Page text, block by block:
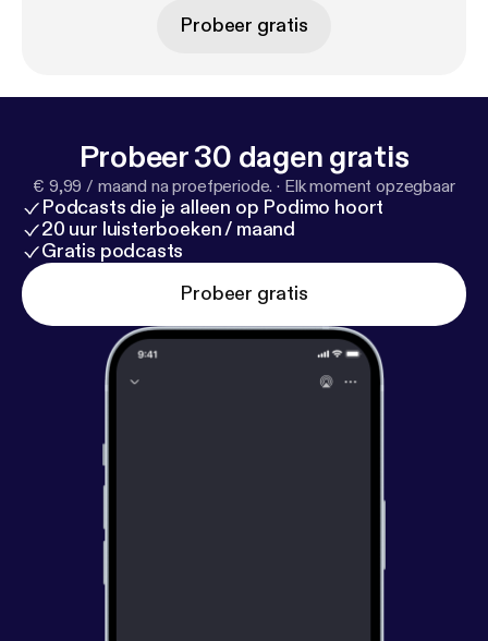
Probeer gratis
Probeer 30 dagen gratis
€ 9,99 / maand na proefperiode. · Elk moment opzegbaar
Podcasts die je alleen op Podimo hoort
20 uur luisterboeken / maand
Gratis podcasts
Probeer gratis